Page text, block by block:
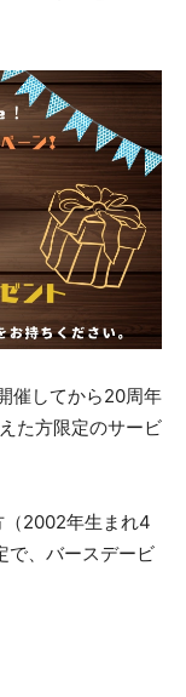
催してから20周年
た方限定のサービ
2002年生まれ4
で、バースデービ